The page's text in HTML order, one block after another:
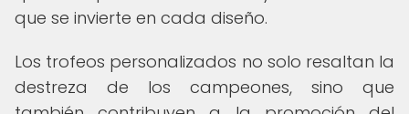
que se invierte en cada diseño.
Los trofeos personalizados no solo resaltan la
destreza de los campeones, sino que